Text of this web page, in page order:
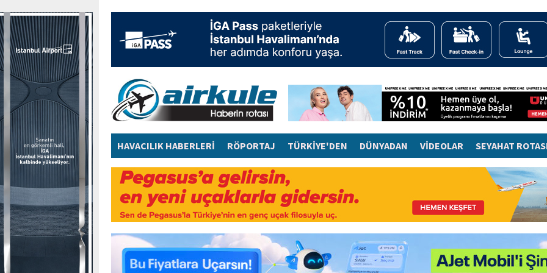
HAVACILIK HABERLERİ RÖPORTAJ TÜRKİYE'DEN DÜNYADAN VİDEOLAR SEYAHAT